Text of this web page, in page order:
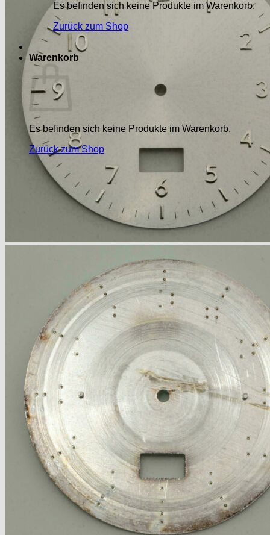
Es befinden sich keine Produkte im Warenkorb.
Zurück zum Shop
Warenkorb
Es befinden sich keine Produkte im Warenkorb.
Zurück zum Shop